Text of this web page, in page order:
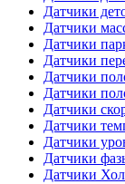
Датчики
Датчики
Датчики
Датчики
Датчики
Датчики
Датчики
Датчики
Датчики
Датчики
Датчики